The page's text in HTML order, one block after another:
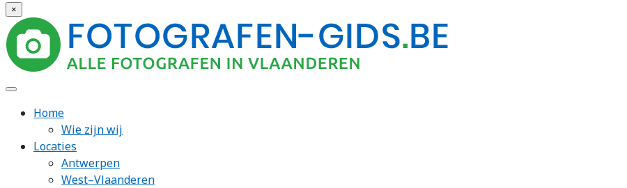
×
Home
Wie zijn wij
Locaties
Antwerpen
West–Vlaanderen